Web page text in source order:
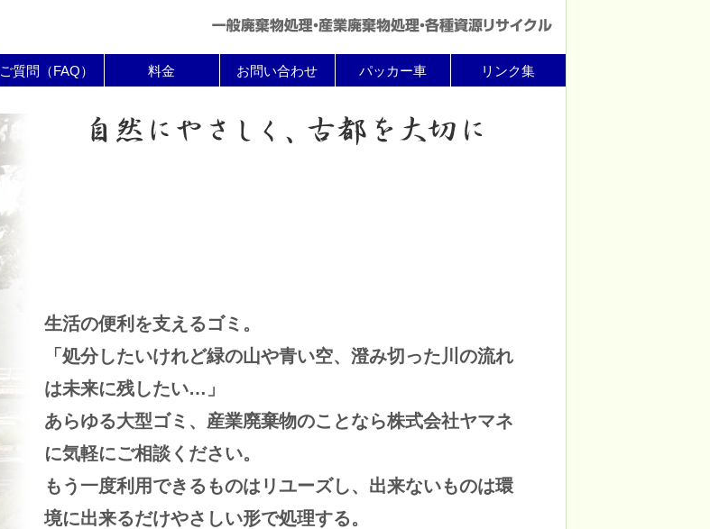
ご質問（FAQ） 料金 お問い合わせ パッカー車 リンク集
生活の便利を支えるゴミ。
「処分したいけれど緑の山や青い空、澄み切った川の流れ
は未来に残したい…」
あらゆる大型ゴミ、産業廃棄物のことなら株式会社ヤマネ
に気軽にご相談ください。
もう一度利用できるものはリユーズし、出来ないものは環
境に出来るだけやさしい形で処理する。